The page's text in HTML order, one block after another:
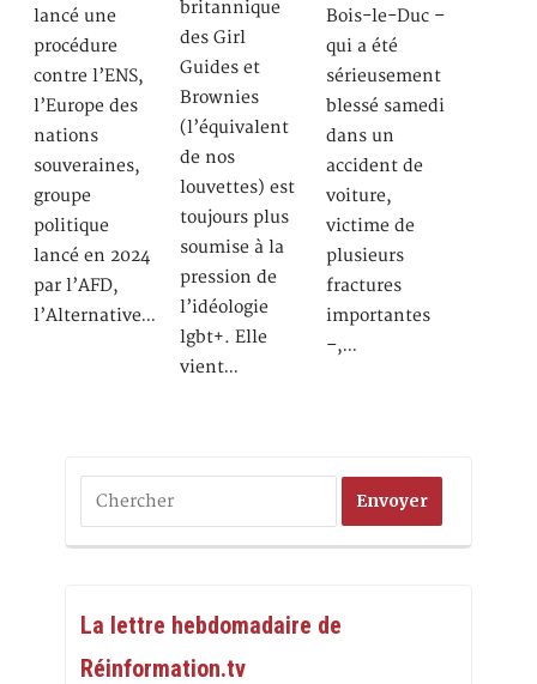
lancé une
procédure
contre l’ENS,
l’Europe des
nations
souveraines,
groupe
politique
lancé en 2024
par l’AFD,
l’Alternative…
britannique
des Girl
Guides et
Brownies
(l’équivalent
de nos
louvettes) est
toujours plus
soumise à la
pression de
l’idéologie
lgbt+. Elle
vient…
Bois-le-Duc –
qui a été
sérieusement
blessé samedi
dans un
accident de
voiture,
victime de
plusieurs
fractures
importantes
–,…
La lettre hebdomadaire de
Réinformation.tv